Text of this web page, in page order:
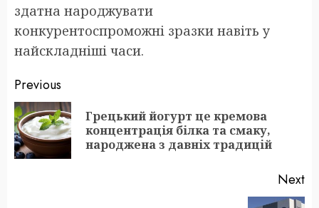
здатна народжувати
конкурентоспроможні зразки навіть у
найскладніші часи.
Post
navigation
Previous
Грецький йогурт це кремова
концентрація білка та смаку,
народжена з давніх традицій
Next